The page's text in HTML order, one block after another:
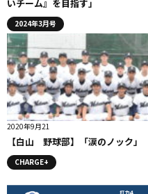
いチーム』を目指す」
2024年3月号
2020年9月21
【白山 野球部】「涙のノック」
CHARGE+